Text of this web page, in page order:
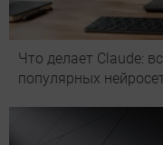
Что делает Сlaude:
популярных